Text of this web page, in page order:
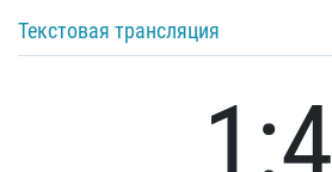
Текстовая трансляция
1:4